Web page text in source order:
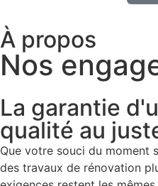
À propos
Nos
La garantie
qualité au
Que votre souci du moment
des travaux de rénovation